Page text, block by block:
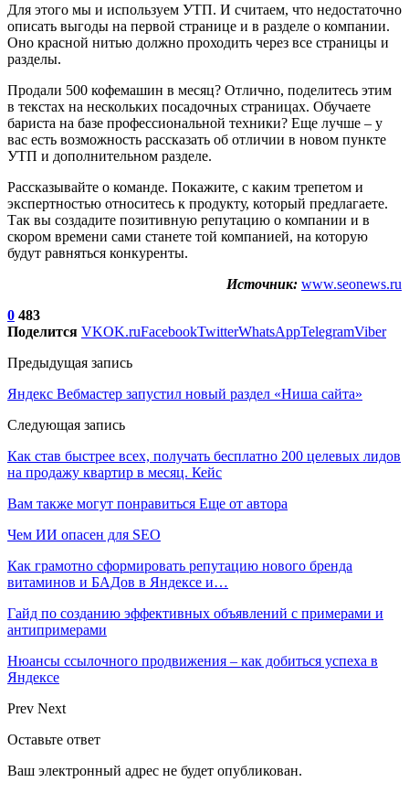
Для этого мы и используем УТП. И считаем, что недостаточно
описать выгоды на первой странице и в разделе о компании.
Оно красной нитью должно проходить через все страницы и
разделы.
Продали 500 кофемашин в месяц? Отлично, поделитесь этим
в текстах на нескольких посадочных страницах. Обучаете
бариста на базе профессиональной техники? Еще лучше – у
вас есть возможность рассказать об отличии в новом пункте
УТП и дополнительном разделе.
Рассказывайте о команде. Покажите, с каким трепетом и
экспертностью относитесь к продукту, который предлагаете.
Так вы создадите позитивную репутацию о компании и в
скором времени сами станете той компанией, на которую
будут равняться конкуренты.
Источник: www.seonews.ru
0 483
Поделится VKOK.ruFacebookTwitterWhatsAppTelegramViber
Предыдущая запись
Яндекс Вебмастер запустил новый раздел «Ниша сайта»
Следующая запись
Как став быстрее всех, получать бесплатно 200 целевых лидов
на продажу квартир в месяц. Кейс
Вам также могут понравиться Еще от автора
Чем ИИ опасен для SEO
Как грамотно сформировать репутацию нового бренда
витаминов и БАДов в Яндексе и…
Гайд по созданию эффективных объявлений с примерами и
антипримерами
Нюансы ссылочного продвижения – как добиться успеха в
Яндексе
Prev Next
Оставьте ответ
Ваш электронный адрес не будет опубликован.